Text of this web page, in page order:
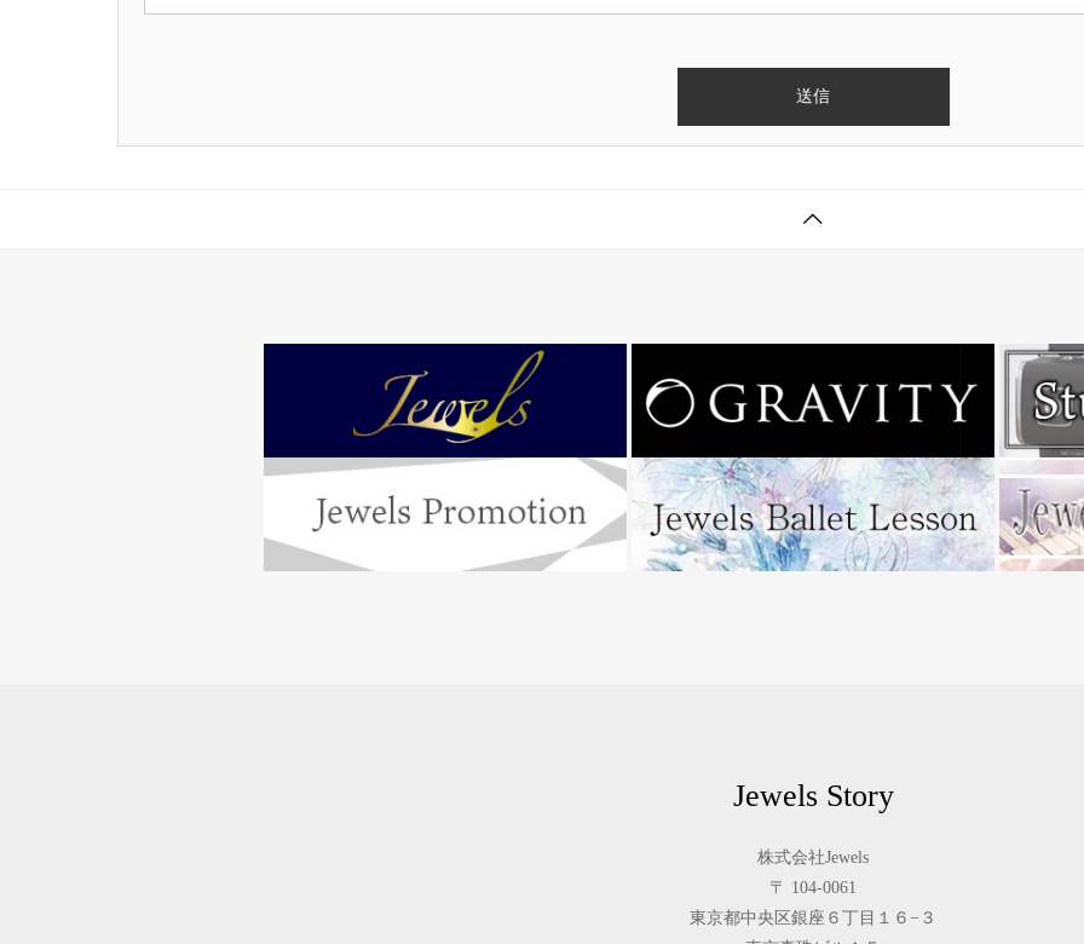
Jewels Story
株式会社Jewels
〒 104-0061
東京都中央区銀座６丁目１６−３